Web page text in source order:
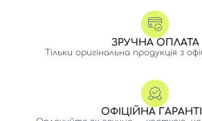
ЗРУЧНА ОПЛАТА
Тільки оригінальна продукція з
ОФІЦІЙНА